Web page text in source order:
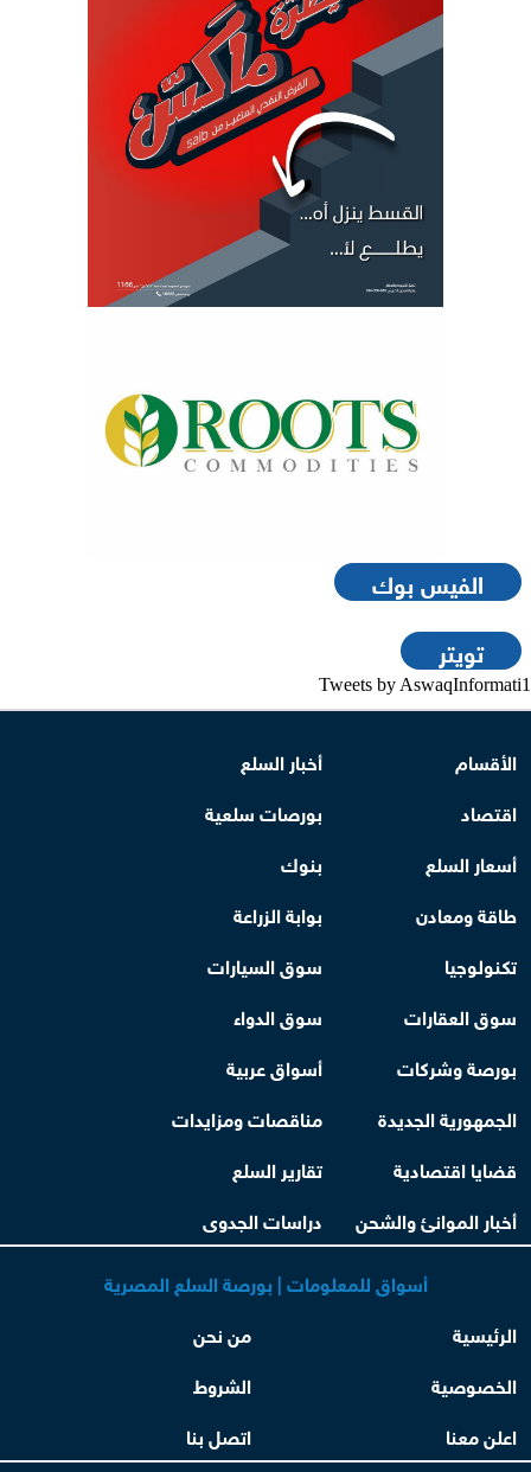
الفيس بوك
تويتر
Tweets by AswaqInformati1
الأقسام
أخبار السلع
اقتصاد
بورصات سلعية
أسعار السلع
بنوك
طاقة ومعادن
بوابة الزراعة
تكنولوجيا
سوق السيارات
سوق العقارات
سوق الدواء
بورصة وشركات
أسواق عربية
الجمهورية الجديدة
مناقصات ومزايدات
قضايا اقتصادية
تقارير السلع
أخبار الموانئ والشحن
دراسات الجدوى
أسواق للمعلومات | بورصة السلع المصرية
الرئيسية
من نحن
الخصوصية
الشروط
اعلن معنا
اتصل بنا